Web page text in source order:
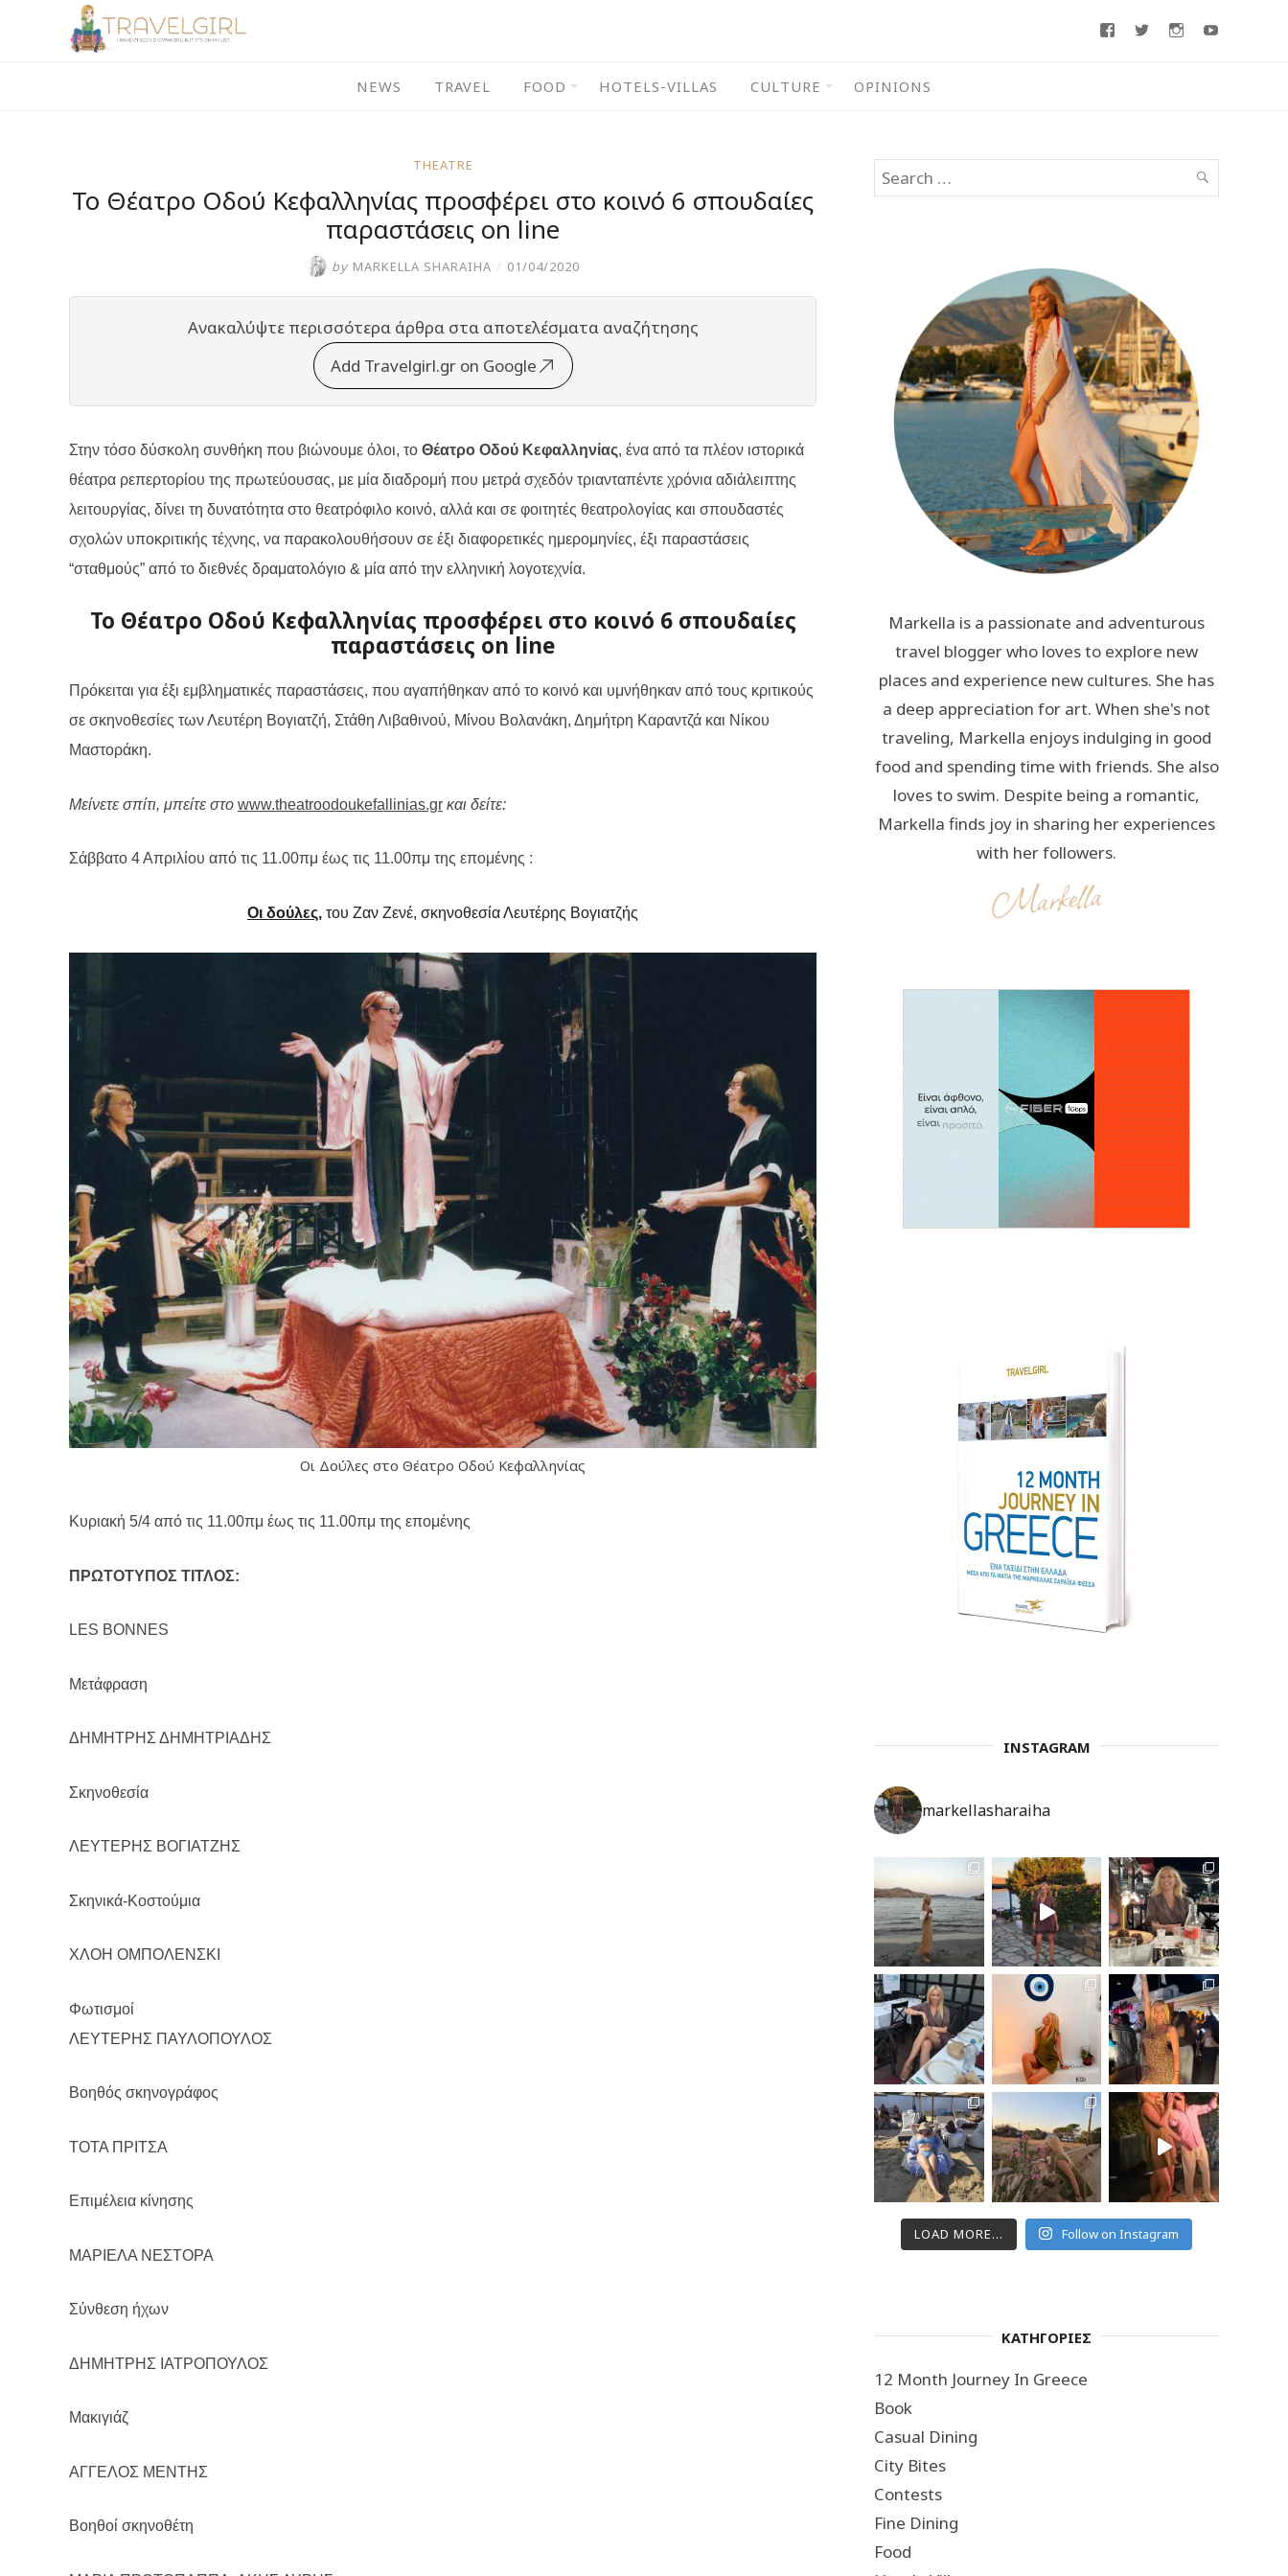
FacebookTwitterInstagram
NEWS TRAVEL FOOD HOTELS-VILLAS CULTURE OPINIONS
THEATRE
Το Θέατρο Οδού Κεφαλληνίας προσφέρει στο κοινό 6 σπουδαίες
παραστάσεις on line
by MARKELLA SHARAIHA / 01/04/2020
Ανακαλύψτε περισσότερα άρθρα στα αποτελέσματα αναζήτησης
Add Travelgirl.gr on Google
Στην τόσο δύσκολη συνθήκη που βιώνουμε όλοι, το Θέατρο Οδού Κεφαλληνίας, ένα από τα πλέον ιστορικά
θέατρα ρεπερτορίου της πρωτεύουσας, με μία διαδρομή που μετρά σχεδόν τριανταπέντε χρόνια αδιάλειπτης
λειτουργίας, δίνει τη δυνατότητα στο θεατρόφιλο κοινό, αλλά και σε φοιτητές θεατρολογίας και σπουδαστές
σχολών υποκριτικής τέχνης, να παρακολουθήσουν σε έξι διαφορετικές ημερομηνίες, έξι παραστάσεις
“σταθμούς” από το διεθνές δραματολόγιο & μία από την ελληνική λογοτεχνία.
Το Θέατρο Οδού Κεφαλληνίας προσφέρει στο κοινό 6 σπουδαίες
παραστάσεις on line
Πρόκειται για έξι εμβληματικές παραστάσεις, που αγαπήθηκαν από το κοινό και υμνήθηκαν από τους κριτικούς
σε σκηνοθεσίες των Λευτέρη Βογιατζή, Στάθη Λιβαθινού, Μίνου Βολανάκη, Δημήτρη Καραντζά και Νίκου
Μαστοράκη.
Μείνετε σπίτι, μπείτε στο www.theatroodoukefallinias.gr και δείτε:
Σάββατο 4 Απριλίου από τις 11.00πμ έως τις 11.00πμ της επομένης :
Oι δούλες, του Ζαν Ζενέ, σκηνοθεσία Λευτέρης Βογιατζής
Οι Δούλες στο Θέατρο Οδού Κεφαλληνίας
Κυριακή 5/4 από τις 11.00πμ έως τις 11.00πμ της επομένης
ΠΡΩΤΟΤΥΠΟΣ ΤΙΤΛΟΣ:
LES BONNES
Μετάφραση
ΔΗΜΗΤΡΗΣ ΔΗΜΗΤΡΙΑΔΗΣ
Σκηνοθεσία
ΛΕΥΤΕΡΗΣ ΒΟΓΙΑΤΖΗΣ
Σκηνικά-Κοστούμια
ΧΛΟΗ ΟΜΠΟΛΕΝΣΚΙ
Φωτισμοί
ΛΕΥΤΕΡΗΣ ΠΑΥΛΟΠΟΥΛΟΣ
Βοηθός σκηνογράφος
ΤΟΤΑ ΠΡΙΤΣΑ
Επιμέλεια κίνησης
ΜΑΡΙΕΛΑ ΝΕΣΤΟΡΑ
Σύνθεση ήχων
ΔΗΜΗΤΡΗΣ ΙΑΤΡΟΠΟΥΛΟΣ
Μακιγιάζ
ΑΓΓΕΛΟΣ ΜΕΝΤΗΣ
Βοηθοί σκηνοθέτη
Search
for:
SEARCH
Markella is a passionate and adventurous
travel blogger who loves to explore new
places and experience new cultures. She has
a deep appreciation for art. When she's not
traveling, Markella enjoys indulging in good
food and spending time with friends. She also
loves to swim. Despite being a romantic,
Markella finds joy in sharing her experiences
with her followers.
INSTAGRAM
markellasharaiha
LOAD MORE... Follow on Instagram
ΚΑΤΗΓΟΡΙΕΣ
12 Month Journey In Greece
Book
Casual Dining
City Bites
Contests
Fine Dining
Food